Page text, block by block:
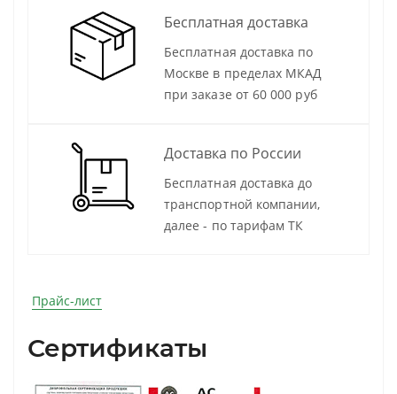
Бесплатная доставка
Бесплатная доставка по
Москве в пределах МКАД
при заказе от 60 000 руб
Доставка по России
Бесплатная доставка до
транспортной компании,
далее - по тарифам ТК
Прайс-лист
Сертификаты